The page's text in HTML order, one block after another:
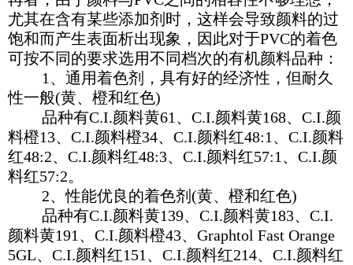
尤其在含有某些添加剂时，这样会导致颜料的过
饱和而产生表面析出现象，因此对于PVC的着色
可按不同的要求选用不同档次的有机颜料品种：
1、通用着色剂，具有好的经济性，但耐久
性一般(黄、橙和红色)
品种有C.I.颜料黄61、C.I.颜料黄168、C.I.颜
料橙13、C.I.颜料橙34、C.I.颜料红48:1、C.I.颜料
红48:2、C.I.颜料红48:3、C.I.颜料红57:1、C.I.颜
料红57:2。
2、性能优良的着色剂(黄、橙和红色)
品种有C.I.颜料黄139、C.I.颜料黄183、C.I.
颜料黄191、C.I.颜料橙43、Graphtol Fast Orange
5GL、C.I.颜料红151、C.I.颜料红214、C.I.颜料红